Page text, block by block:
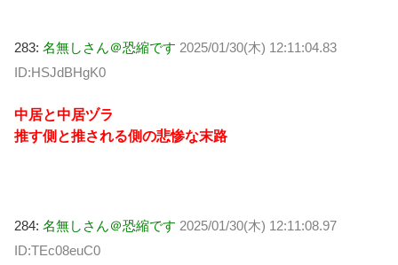
283: 名無しさん＠恐縮です 2025/01/30(木) 12:11:04.83
ID:HSJdBHgK0
中居と中居ヅラ
推す側と推される側の悲惨な末路
284: 名無しさん＠恐縮です 2025/01/30(木) 12:11:08.97
ID:TEc08euC0